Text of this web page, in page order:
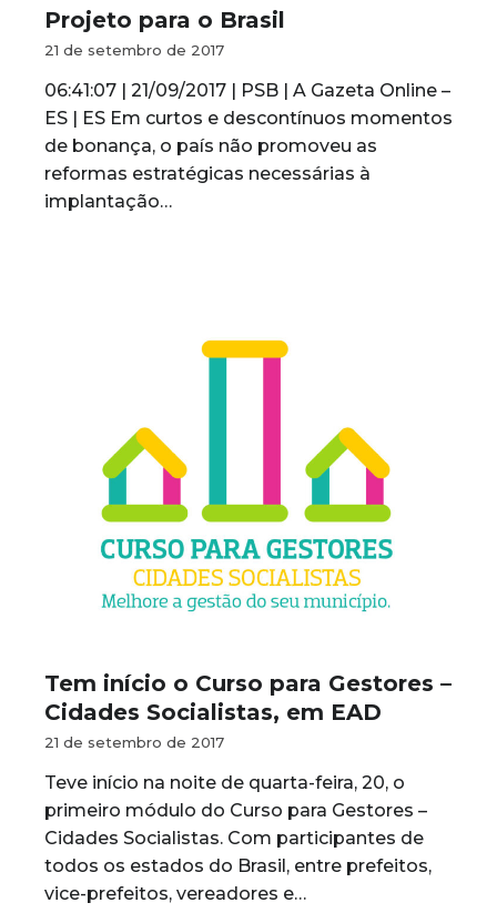
Projeto para o Brasil
21 de setembro de 2017
06:41:07 | 21/09/2017 | PSB | A Gazeta Online –
ES | ES Em curtos e descontínuos momentos
de bonança, o país não promoveu as
reformas estratégicas necessárias à
implantação…
Tem início o Curso para Gestores –
Cidades Socialistas, em EAD
21 de setembro de 2017
Teve início na noite de quarta-feira, 20, o
primeiro módulo do Curso para Gestores –
Cidades Socialistas. Com participantes de
todos os estados do Brasil, entre prefeitos,
vice-prefeitos, vereadores e…